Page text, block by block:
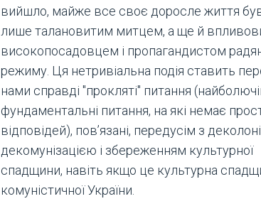
вийшло, майже все своє доросле життя
лише талановитим митцем, а ще й
високопосадовцем і пропагандистом
режиму. Ця нетривіальна подія ставить
нами справді "прокляті" питання
фундаментальні питання, на які немає
відповідей), пов’язані, передусім з
декомунізацією і збереженням культурної
спадщини, навіть якщо це культурна
комуністичної України.